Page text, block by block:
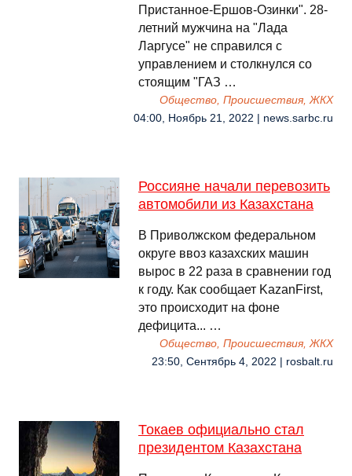
Пристанное-Ершов-Озинки". 28-
летний мужчина на "Лада
Ларгусе" не справился с
управлением и столкнулся со
стоящим "ГАЗ …
Общество, Происшествия, ЖКХ
04:00, Ноябрь 21, 2022 | news.sarbc.ru
Россияне начали перевозить
автомобили из Казахстана
В Приволжском федеральном
округе ввоз казахских машин
вырос в 22 раза в сравнении год
к году. Как сообщает KazanFirst,
это происходит на фоне
дефицита... …
Общество, Происшествия, ЖКХ
23:50, Сентябрь 4, 2022 | rosbalt.ru
Токаев официально стал
президентом Казахстана